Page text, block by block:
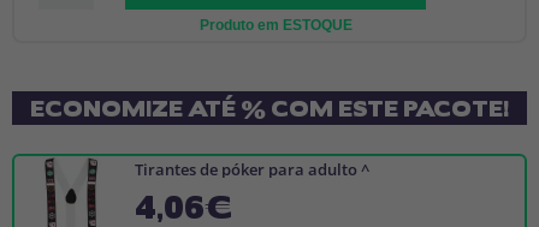
Produto em ESTOQUE
ECONOMIZE ATÉ % COM ESTE PACOTE!
Tirantes de póker para adulto ^
4,06€